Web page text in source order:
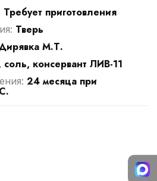
Требует приготовления
Тверь
М.Т.
соль, консервант ЛИВ-11
24 месяца при